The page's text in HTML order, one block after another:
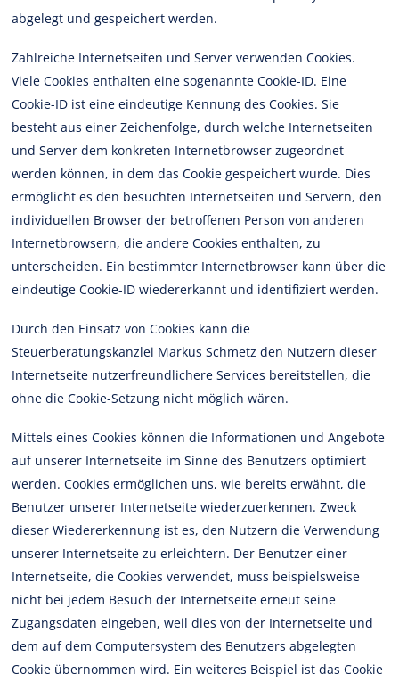
abgelegt und gespeichert werden.
Zahlreiche Internetseiten und Server verwenden Cookies.
Viele Cookies enthalten eine sogenannte Cookie-ID. Eine
Cookie-ID ist eine eindeutige Kennung des Cookies. Sie
besteht aus einer Zeichenfolge, durch welche Internetseiten
und Server dem konkreten Internetbrowser zugeordnet
werden können, in dem das Cookie gespeichert wurde. Dies
ermöglicht es den besuchten Internetseiten und Servern, den
individuellen Browser der betroffenen Person von anderen
Internetbrowsern, die andere Cookies enthalten, zu
unterscheiden. Ein bestimmter Internetbrowser kann über die
eindeutige Cookie-ID wiedererkannt und identifiziert werden.
Durch den Einsatz von Cookies kann die
Steuerberatungskanzlei Markus Schmetz den Nutzern dieser
Internetseite nutzerfreundlichere Services bereitstellen, die
ohne die Cookie-Setzung nicht möglich wären.
Mittels eines Cookies können die Informationen und Angebote
auf unserer Internetseite im Sinne des Benutzers optimiert
werden. Cookies ermöglichen uns, wie bereits erwähnt, die
Benutzer unserer Internetseite wiederzuerkennen. Zweck
dieser Wiedererkennung ist es, den Nutzern die Verwendung
unserer Internetseite zu erleichtern. Der Benutzer einer
Internetseite, die Cookies verwendet, muss beispielsweise
nicht bei jedem Besuch der Internetseite erneut seine
Zugangsdaten eingeben, weil dies von der Internetseite und
dem auf dem Computersystem des Benutzers abgelegten
Cookie übernommen wird. Ein weiteres Beispiel ist das Cookie